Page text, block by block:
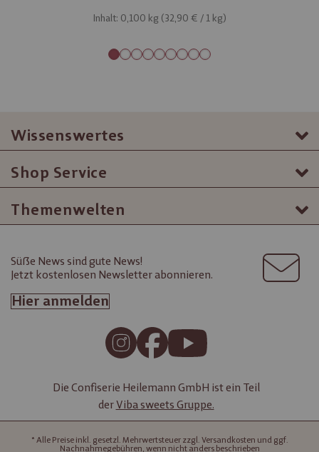
Inhalt: 0,100 kg (32,90 € / 1 kg)
Wissenswertes
Shop Service
Themenwelten
Süße News sind gute News!
Jetzt kostenlosen Newsletter abonnieren.
Hier anmelden
Die Confiserie Heilemann GmbH ist ein Teil
derViba sweets Gruppe.
* Alle Preise inkl. gesetzl. Mehrwertsteuer zzgl. Versandkosten und ggf.
Nachnahmegebühren, wenn nicht anders beschrieben